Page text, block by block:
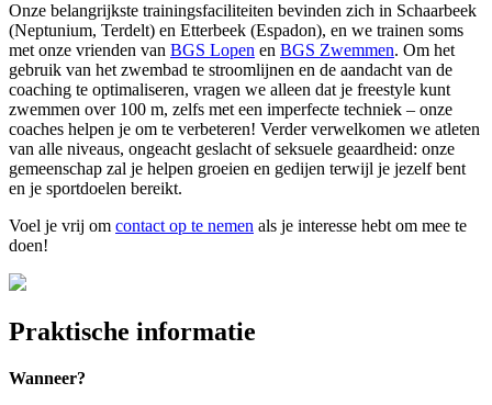
Onze belangrijkste trainingsfaciliteiten bevinden zich in Schaarbeek
(Neptunium, Terdelt) en Etterbeek (Espadon), en we trainen soms
met onze vrienden van BGS Lopen en BGS Zwemmen. Om het
gebruik van het zwembad te stroomlijnen en de aandacht van de
coaching te optimaliseren, vragen we alleen dat je freestyle kunt
zwemmen over 100 m, zelfs met een imperfecte techniek – onze
coaches helpen je om te verbeteren! Verder verwelkomen we atleten
van alle niveaus, ongeacht geslacht of seksuele geaardheid: onze
gemeenschap zal je helpen groeien en gedijen terwijl je jezelf bent
en je sportdoelen bereikt.
Voel je vrij om contact op te nemen als je interesse hebt om mee te
doen!
Praktische informatie
Wanneer?